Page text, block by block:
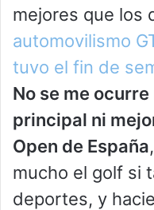
mejores que los
automovilismo
tuvo el fin de
No se me
principal ni
Open de España
mucho el golf si
deportes, y